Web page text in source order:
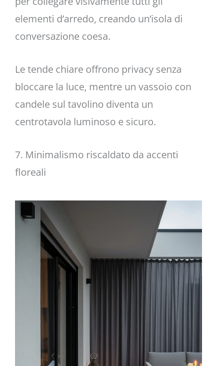
elementi d’arredo, creando un’isola di
conversazione coesa.
Le tende chiare offrono privacy senza
bloccare la luce, mentre un vassoio con
candele sul tavolino diventa un
centrotavola luminoso e sicuro.
7. Minimalismo riscaldato da accenti
floreali